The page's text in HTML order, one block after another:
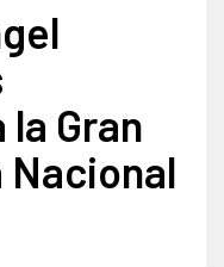
Gran
Nacional